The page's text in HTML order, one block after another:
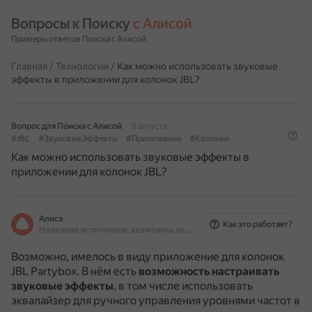
Вопросы к Поиску с Алисой
Примеры ответов Поиска с Алисой
Главная / Технологии / Как можно использовать звуковые
эффекты в приложении для колонок JBL?
Вопрос для Поиска с Алисой
9 августа
#JBL
#ЗвуковыеЭффекты #Приложение #Колонки
Как можно использовать звуковые эффекты в
приложении для колонок JBL?
Алиса
На основе источников, возможны неточности
Как это работает?
Возможно, имелось в виду приложение для колонок
JBL Partybox. В нём есть возможность настраивать
звуковые эффекты, в том числе использовать
эквалайзер для ручного управления уровнями частот в